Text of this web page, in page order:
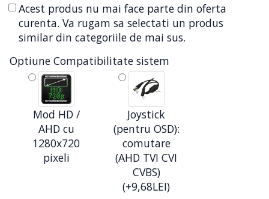
Acest produs nu mai face parte din oferta
curenta. Va rugam sa selectati un produs
similar din categoriile de mai sus.
Optiune Compatibilitate sistem
Mod HD /
AHD cu
1280x720
pixeli
Joystick
(pentru OSD):
comutare
(AHD TVI CVI
CVBS)
(+9,68LEI)